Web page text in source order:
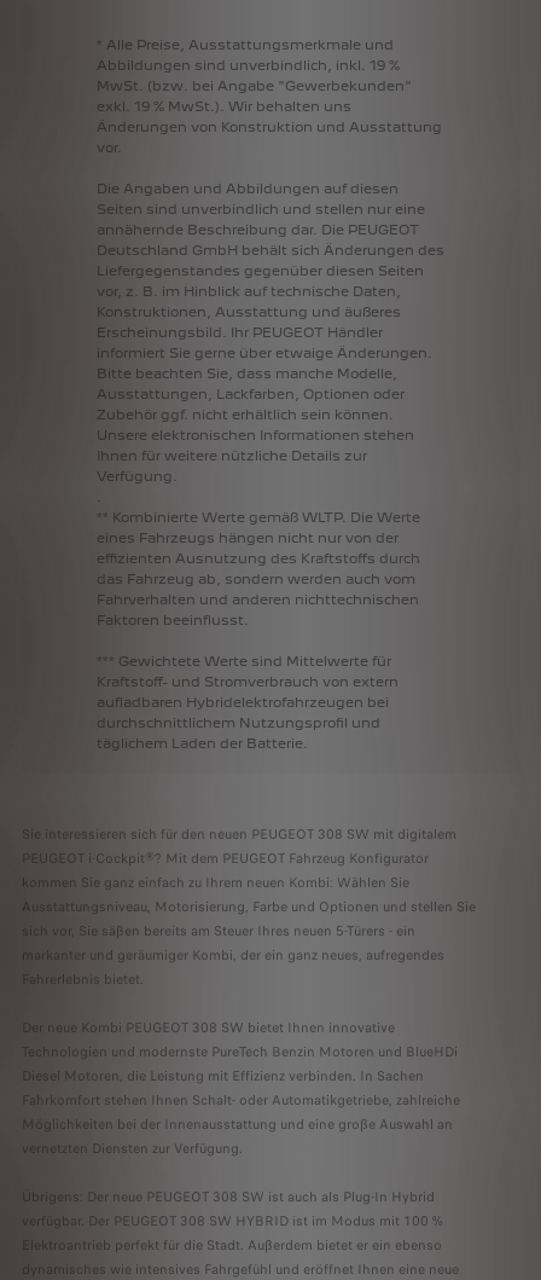
* Alle Preise, Ausstattungsmerkmale und
Abbildungen sind unverbindlich, inkl. 19 %
MwSt. (bzw. bei Angabe "Gewerbekunden"
exkl. 19 % MwSt.). Wir behalten uns
Änderungen von Konstruktion und Ausstattung
vor.
Die Angaben und Abbildungen auf diesen
Seiten sind unverbindlich und stellen nur eine
annähernde Beschreibung dar. Die PEUGEOT
Deutschland GmbH behält sich Änderungen des
Liefergegenstandes gegenüber diesen Seiten
vor, z. B. im Hinblick auf technische Daten,
Konstruktionen, Ausstattung und äußeres
Erscheinungsbild. Ihr PEUGEOT Händler
informiert Sie gerne über etwaige Änderungen.
Bitte beachten Sie, dass manche Modelle,
Ausstattungen, Lackfarben, Optionen oder
Zubehör ggf. nicht erhältlich sein können.
Unsere elektronischen Informationen stehen
Ihnen für weitere nützliche Details zur
Verfügung.
.
** Kombinierte Werte gemäß WLTP. Die Werte
eines Fahrzeugs hängen nicht nur von der
effizienten Ausnutzung des Kraftstoffs durch
das Fahrzeug ab, sondern werden auch vom
Fahrverhalten und anderen nichttechnischen
Faktoren beeinflusst.
*** Gewichtete Werte sind Mittelwerte für
Kraftstoff- und Stromverbrauch von extern
aufladbaren Hybridelektrofahrzeugen bei
durchschnittlichem Nutzungsprofil und
täglichem Laden der Batterie.
Sie interessieren sich für den neuen PEUGEOT 308 SW mit digitalem
PEUGEOT i-Cockpit®? Mit dem PEUGEOT Fahrzeug Konfigurator
kommen Sie ganz einfach zu Ihrem neuen Kombi: Wählen Sie
Ausstattungsniveau, Motorisierung, Farbe und Optionen und stellen Sie
sich vor, Sie säßen bereits am Steuer Ihres neuen 5-Türers - ein
markanter und geräumiger Kombi, der ein ganz neues, aufregendes
Fahrerlebnis bietet.
Der neue Kombi PEUGEOT 308 SW bietet Ihnen innovative
Technologien und modernste PureTech Benzin Motoren und BlueHDi
Diesel Motoren, die Leistung mit Effizienz verbinden. In Sachen
Fahrkomfort stehen Ihnen Schalt- oder Automatikgetriebe, zahlreiche
Möglichkeiten bei der Innenausstattung und eine große Auswahl an
vernetzten Diensten zur Verfügung.
Übrigens: Der neue PEUGEOT 308 SW ist auch als Plug-In Hybrid
verfügbar. Der PEUGEOT 308 SW HYBRID ist im Modus mit 100 %
Elektroantrieb perfekt für die Stadt. Außerdem bietet er ein ebenso
dynamisches wie intensives Fahrgefühl und eröffnet Ihnen eine neue